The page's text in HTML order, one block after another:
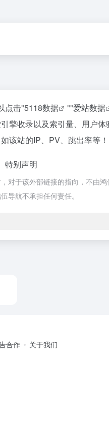
点击"5118数据 ""爱站数据
收录以及索引量、用户
该站的IP、PV、跳出率等！
特别声明
于该外部链接的指向，不由
导航不承担任何责任。
合作 关于我们